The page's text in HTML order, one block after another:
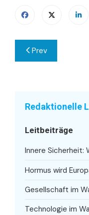
Prev
Redaktionelle
Leitbeiträge
Innere Sicherheit:
Hormus wird
Gesellschaft im
Technologie im